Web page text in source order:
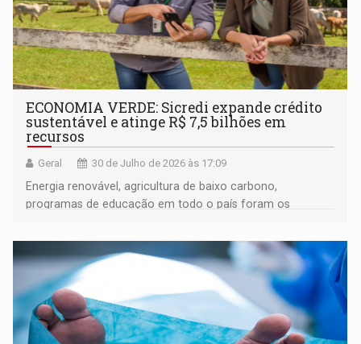
ECONOMIA VERDE: Sicredi expande crédito
sustentável e atinge R$ 7,5 bilhões em
recursos
Geral 30 de Julho de 2026 às 17:09
Energia renovável, agricultura de baixo carbono,
programas de educação em todo o país foram os